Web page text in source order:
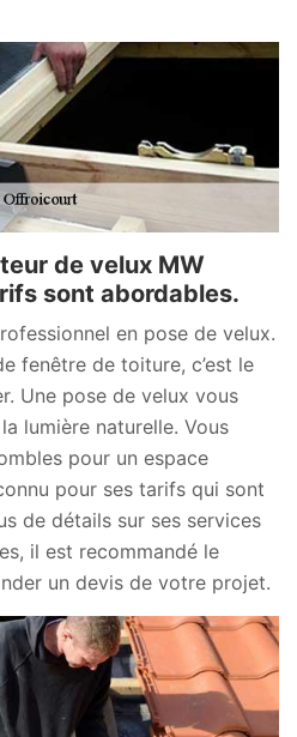
de velux MW
sont abordables.
en pose de velux.
fenêtre de toiture, c’est le
Une pose de velux vous
lumière naturelle. Vous
pour un espace
pour ses tarifs qui sont
de détails sur ses services
il est recommandé le
un devis de votre projet.